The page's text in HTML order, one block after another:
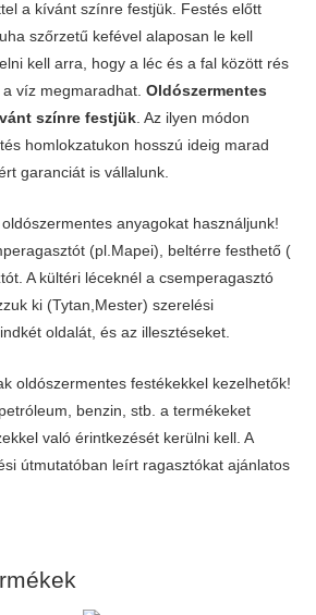
a kívánt színre festjük. Festés előtt
szőrzetű kefével alaposan le kell
kell arra, hogy a léc és a fal között rés
víz megmaradhat. Oldószermentes
színre festjük. Az ilyen módon
homlokzatukon hosszú ideig marad
garanciát is vállalunk.
anyagokat használjunk!
(pl.Mapei), beltérre festhető (
A kültéri léceknél a csemperagasztó
ki (Tytan,Mester) szerelési
oldalát, és az illesztéseket.
oldószermentes festékekkel kezelhetők!
benzin, stb. a termékeket
való érintkezését kerülni kell. A
útmutatóban leírt ragasztókat ajánlatos